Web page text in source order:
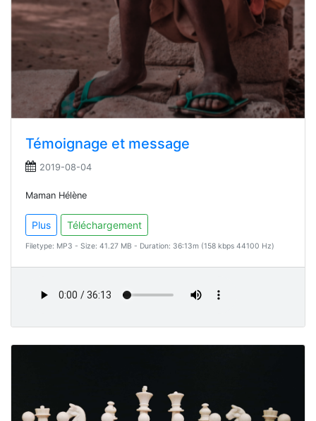
Témoignage et message
2019-08-04
Maman Hélène
Plus Téléchargement
Filetype: MP3 - Size: 41.27 MB - Duration: 36:13m (158 kbps 44100 Hz)